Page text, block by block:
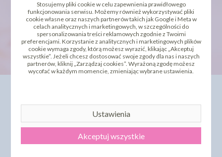
newsletter
Regulamin
Odbiór osobisty
Szkolenia i kursy
Bestseller
Polecamy
Sklepy partnerskie
Stosujemy pliki cookie w celu zapewnienia prawidłowego
funkcjonowania serwisu. Możemy również wykorzystywać pliki
cookie własne oraz naszych partnerów takich jak Google i Meta w
celach analitycznych i marketingowych, w szczególności do
spersonalizowania treści reklamowych zgodnie z Twoimi
preferencjami. Korzystanie z analitycznych i marketingowych plików
cookie wymaga zgody, którą możesz wyrazić, klikając „Akceptuj
wszystkie”. Jeżeli chcesz dostosować swoje zgody dla nas i naszych
partnerów, kliknij „Zarządzaj cookies”. Wyrażoną zgodę możesz
wycofać w każdym momencie, zmieniając wybrane ustawienia.
Ustawienia
Akceptuj wszystkie